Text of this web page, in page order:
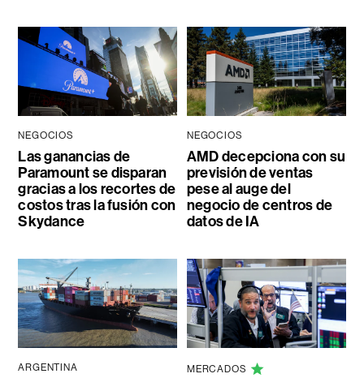
NEGOCIOS
Las ganancias de
Paramount se disparan
gracias a los recortes de
costos tras la fusión con
Skydance
NEGOCIOS
AMD decepciona con su
previsión de ventas
pese al auge del
negocio de centros de
datos de IA
ARGENTINA MERCADOS